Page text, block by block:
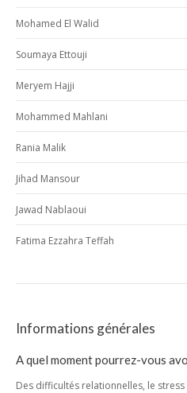
Mohamed El Walid
Soumaya Ettouji
Meryem Hajji
Mohammed Mahlani
Rania Malik
Jihad Mansour
Jawad Nablaoui
Fatima Ezzahra Teffah
Informations générales
A quel moment pourrez-vous
Des difficultés relationnelles, le stress